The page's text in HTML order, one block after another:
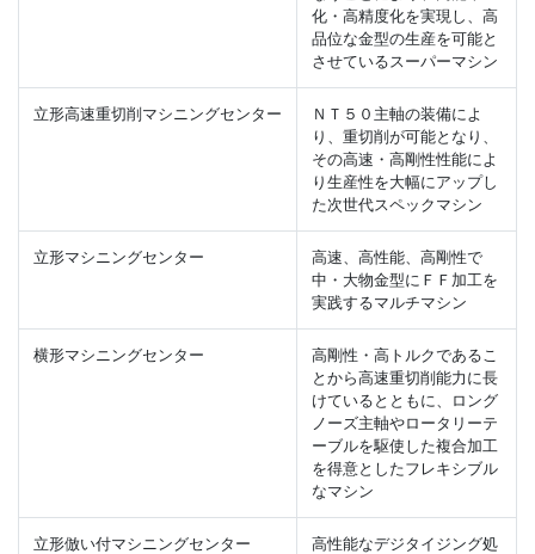
化・高精度化を実現し、高
品位な金型の生産を可能と
させているスーパーマシン
立形高速重切削マシニングセンター
ＮＴ５０主軸の装備によ
り、重切削が可能となり、
その高速・高剛性性能によ
り生産性を大幅にアップし
た次世代スペックマシン
立形マシニングセンター
高速、高性能、高剛性で
中・大物金型にＦＦ加工を
実践するマルチマシン
横形マシニングセンター
高剛性・高トルクであるこ
とから高速重切削能力に長
けているとともに、ロング
ノーズ主軸やロータリーテ
ーブルを駆使した複合加工
を得意としたフレキシブル
なマシン
立形倣い付マシニングセンター
高性能なデジタイジング処